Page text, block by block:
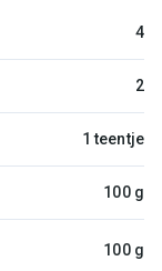
4
2
1 teentje
100 g
100 g